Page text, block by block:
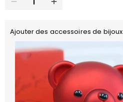
Ajouter des accessoires de bijoux